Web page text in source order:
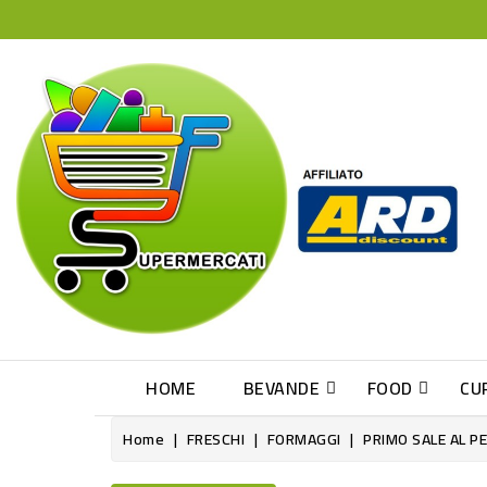
HOME BEVANDE FOOD
Home FRESCHI FORMAGGI PRIMO SALE AL